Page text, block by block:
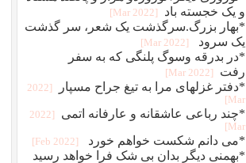
و یک خجسته باد
[2022 Mar]
*بهار بزرگ.سرگذشت یک شعر، سر گذشت
یک سرود
[2022 Mar]
*در بدرقه وسوگ پلنگی که به سفر
رفت
[2022 Mar]
*دفتر غزلهای مرا به تیغ جراح مسپار
[2022
Mar]
*چند رباعی عاشقانه و عارفانه اتمی
[2022
Mar]
*می دانم شکست خواهم خورد [2022 Feb]
*بهمنی دیگر بدان بی شک فرا خواهد رسید